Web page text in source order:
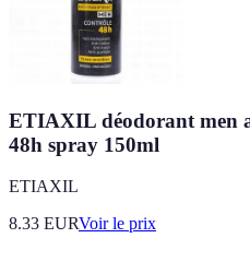
ETIAXIL déodorant men
48h spray 150ml
ETIAXIL
8.33 EURVoir le prix